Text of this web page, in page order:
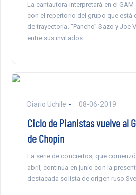
La cantautora interpretará en el
con el repertorio del grupo que está
de trayectoria. “Pancho” Sazo y Joe
entre sus invitados.
Diario Uchile 08-06-2019
Ciclo de Pianistas vuelve al
de Chopin
La serie de conciertos, que
abril, continúa en junio con la
destacada solista de origen ruso